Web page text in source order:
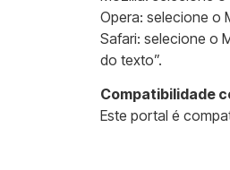
Opera: selecione o
Safari: selecione o
do texto”.
Compatibilidade
Este portal é